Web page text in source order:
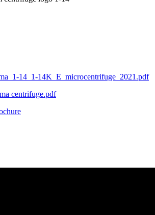
14_1-14K_E_microcentrifuge_2021.pdf
centrifuge.pdf